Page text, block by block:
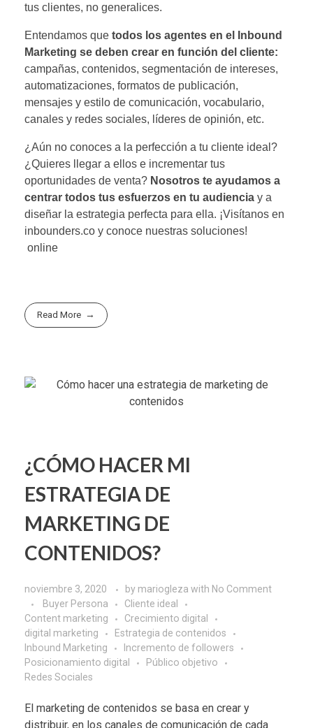
tus clientes, no generalices.
Entendamos que todos los agentes en el Inbound
Marketing se deben crear en función del cliente:
campañas, contenidos, segmentación de intereses,
automatizaciones, formatos de publicación,
mensajes y estilo de comunicación, vocabulario,
canales y redes sociales, líderes de opinión, etc.
¿Aún no conoces a la perfección a tu cliente ideal?
¿Quieres llegar a ellos e incrementar tus
oportunidades de venta? Nosotros te ayudamos a
centrar todos tus esfuerzos en tu audiencia y a
diseñar la estrategia perfecta para ella. ¡Visítanos en
inbounders.co y conoce nuestras soluciones!
online
Read More
¿CÓMO HACER MI
ESTRATEGIA DE
MARKETING DE
CONTENIDOS?
noviembre 3, 2020 by mariogleza with No Comment
Buyer Persona
Cliente ideal
Content marketing
Crecimiento digital
digital marketing
Estrategia de contenidos
Inbound Marketing
Incremento de followers
Posicionamiento digital
Público objetivo
Redes Sociales
El marketing de contenidos se basa en crear y
distribuir, en los canales de comunicación de cada